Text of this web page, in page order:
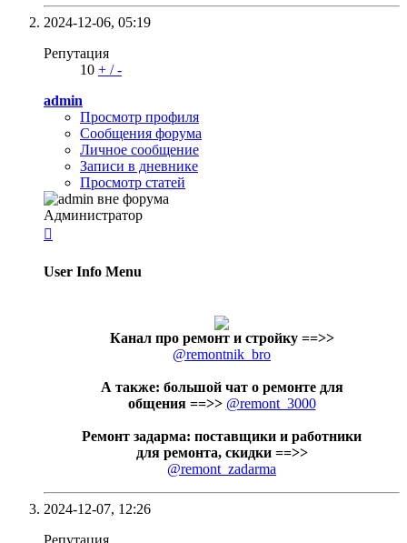
2024-12-06, 05:19
Репутация
10 + /-
admin
Просмотр профиля
Сообщения форума
Личное сообщение
Записи в дневнике
Просмотр статей
Администратор

User Info Menu
Канал про ремонт и стройку ==>>
@remontnik_bro
А также: большой чат о ремонте для
общения ==>> @remont_3000
Ремонт задарма: поставщики и работники
для ремонта, скидки ==>>
@remont_zadarma
2024-12-07, 12:26
Репутация